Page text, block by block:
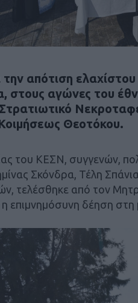
απότιση
στους αγώνες του
Θεοτόκου.
του ΚΕΣΝ, συγγενών,
Σκόνδρα, Τέλη
τελέσθηκε από τον
επιμνημόσυνη δέηση στη